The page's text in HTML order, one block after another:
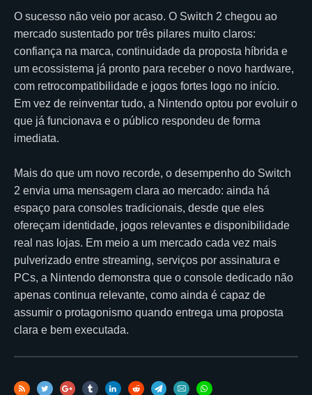
O sucesso não veio por acaso. O Switch 2 chegou ao
mercado sustentado por três pilares muito claros:
confiança na marca, continuidade da proposta híbrida e
um ecossistema já pronto para receber o novo hardware,
com retrocompatibilidade e jogos fortes logo no início.
Em vez de reinventar tudo, a Nintendo optou por evoluir o
que já funcionava e o público respondeu de forma
imediata.
Mais do que um novo recorde, o desempenho do Switch
2 envia uma mensagem clara ao mercado: ainda há
espaço para consoles tradicionais, desde que eles
ofereçam identidade, jogos relevantes e disponibilidade
real nas lojas. Em meio a um mercado cada vez mais
pulverizado entre streaming, serviços por assinatura e
PCs, a Nintendo demonstra que o console dedicado não
apenas continua relevante, como ainda é capaz de
assumir o protagonismo quando entrega uma proposta
clara e bem executada.